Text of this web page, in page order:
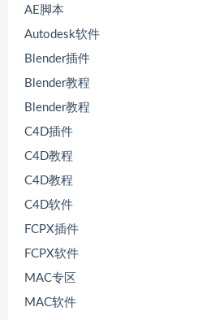
AE脚本
Autodesk软件
Blender插件
Blender教程
Blender教程
C4D插件
C4D教程
C4D教程
C4D软件
FCPX插件
FCPX软件
MAC专区
MAC软件